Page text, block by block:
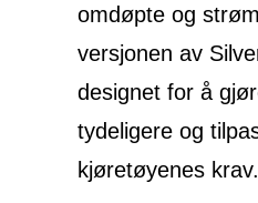
omdøpte og
versjonen av
designet for å
tydeligere og
kjøretøyenes krav.